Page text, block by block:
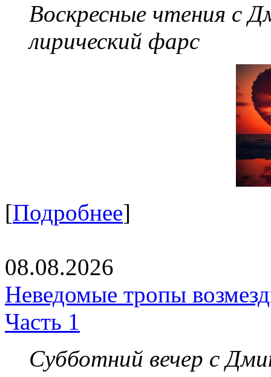
Воскресные чтения с
лирический фарс
[Подробнее]
08.08.2026
Неведомые тропы
Часть 1
Субботний вечер с